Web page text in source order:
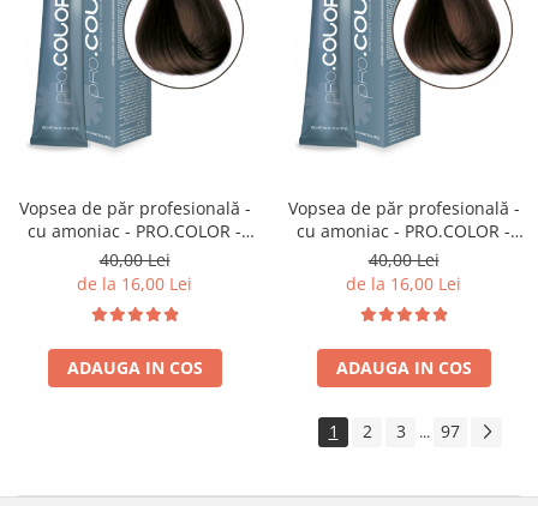
Vopsea de păr profesională -
cu amoniac - PRO.COLOR -
PROCO - 100 ml - 5/3
CASTANIU DESCHIS AURIU
40,00 Lei
de la 16,00 Lei
ADAUGA IN COS
Vopsea de păr profesională -
cu amoniac - PRO.COLOR -
PROCO - 100 ml - 6/3
CASTANIU INCHIS AURIU
40,00 Lei
de la 16,00 Lei
ADAUGA IN COS
1 2 3 ... 97